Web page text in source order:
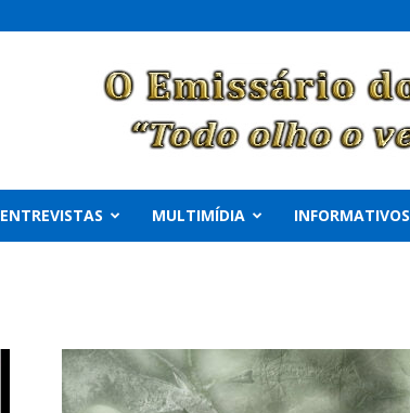
ENTREVISTAS MULTIMÍDIA INFORMATIVOS